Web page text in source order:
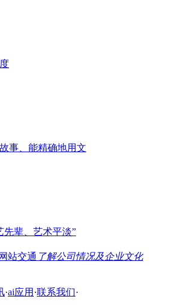
事、能精确地用文
先辈、艺术平淡”
站交通 了解公司情况及企业文化
·ai应用 ·联系我们·